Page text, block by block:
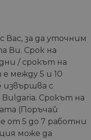
за да уточним
Ви. Срок на
/ срокът на
между 5 и 10
извършва с
Bulgaria. Срокът на
(Поръчай
от 5 до 7 работни
може да